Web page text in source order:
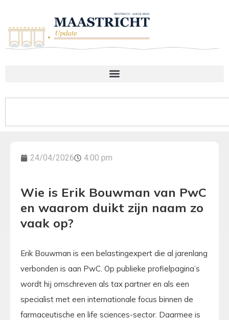
24/04/2026 4:00 pm
Wie is Erik Bouwman van PwC
en waarom duikt zijn naam zo
vaak op?
Erik Bouwman is een belastingexpert die al jarenlang
verbonden is aan PwC. Op publieke profielpagina’s
wordt hij omschreven als tax partner en als een
specialist met een internationale focus binnen de
farmaceutische en life sciences-sector. Daarmee is